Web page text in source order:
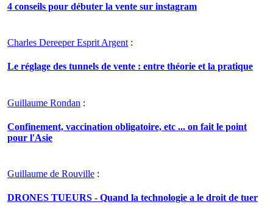
4 conseils pour débuter la vente sur instagram
Charles Dereeper Esprit Argent :
Le réglage des tunnels de vente : entre théorie et la pratique
Guillaume Rondan :
Confinement, vaccination obligatoire, etc ... on fait le point
pour l'Asie
Guillaume de Rouville :
DRONES TUEURS - Quand la technologie a le droit de tuer